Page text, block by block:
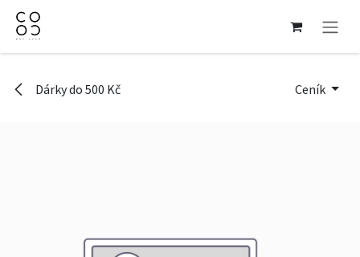
Přejít na obsah
Dárky do 500 Kč Ceník